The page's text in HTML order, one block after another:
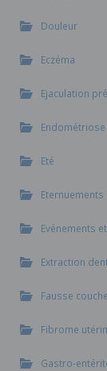
Douleur
Eczéma
Ejaculation
Endométriose
Eté
Eternuements
Evénements
Extraction
Fausse couche
Fibrome utérin
Gastro-